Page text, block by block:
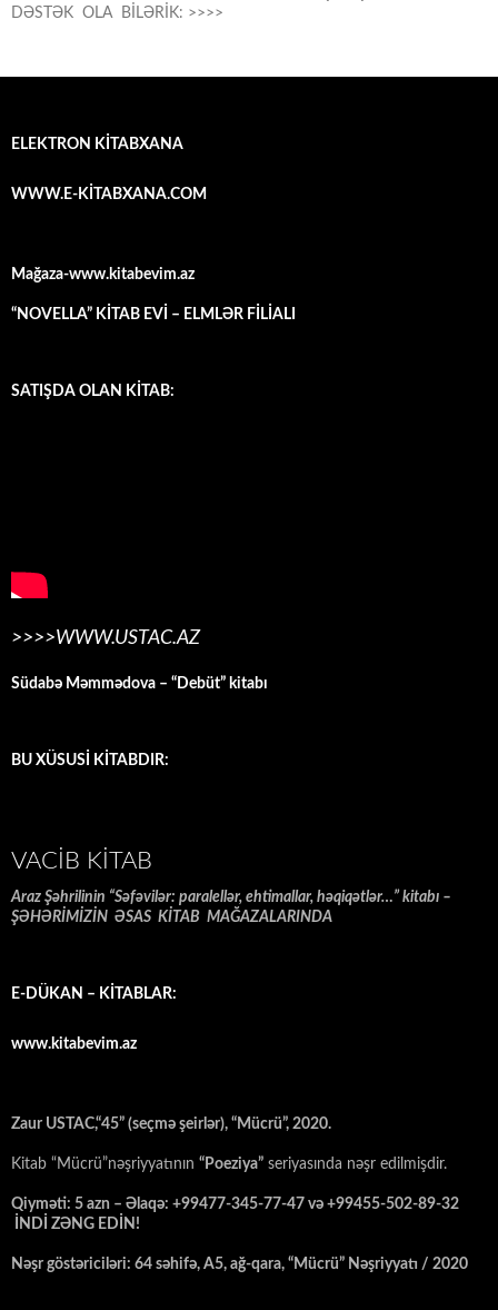
DƏSTƏK OLA BİLƏRİK: >>>>
ELEKTRON KİTABXANA
WWW.E-KİTABXANA.COM
Mağaza-www.kitabevim.az
“NOVELLA” KİTAB EVİ – ELMLƏR FİLİALI
SATIŞDA OLAN KİTAB:
>>>>WWW.USTAC.AZ
Südabə Məmmədova – “Debüt” kitabı
BU XÜSUSİ KİTABDIR:
VACIB KITAB
Araz Şəhrilinin “Səfəvilər: paralellər, ehtimallar, həqiqətlər…” kitabı –
ŞƏHƏRİMİZİN ƏSAS KİTAB MAĞAZALARINDA
E-DÜKAN – KİTABLAR:
www.kitabevim.az
Zaur USTAC,“45” (seçmə şeirlər), “Mücrü”, 2020.
Kitab “Mücrü”nəşriyyatının “Poeziya” seriyasında nəşr edilmişdir.
Qiyməti: 5 azn – Əlaqə: +99477-345-77-47 və +99455-502-89-32
İNDİ ZƏNG EDİN!
Nəşr göstəriciləri: 64 səhifə, A5, ağ-qara, “Mücrü” Nəşriyyatı / 2020